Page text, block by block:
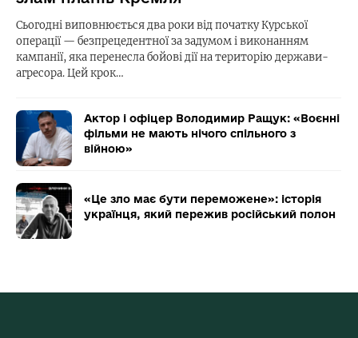
Сьогодні виповнюється два роки від початку Курської
операції — безпрецедентної за задумом і виконанням
кампанії, яка перенесла бойові дії на територію держави-
агресора. Цей крок…
Актор і офіцер Володимир Ращук: «Воєнні
фільми не мають нічого спільного з
війною»
«Це зло має бути переможене»: історія
українця, який пережив російський полон